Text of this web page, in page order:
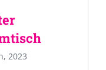
2023